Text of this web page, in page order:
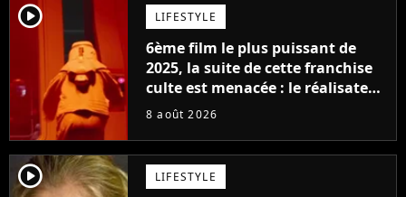
player2 LIFESTYLE
6ème film le plus puissant de
2025, la suite de cette franchise
culte est menacée : le réalisateur
claque la porte pour "différends
8 août 2026
player2 LIFESTYLE